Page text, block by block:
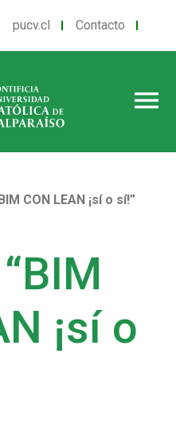
pucv.cl Contacto
menu
CON LEAN ¡sí o sí!”
¡sí o